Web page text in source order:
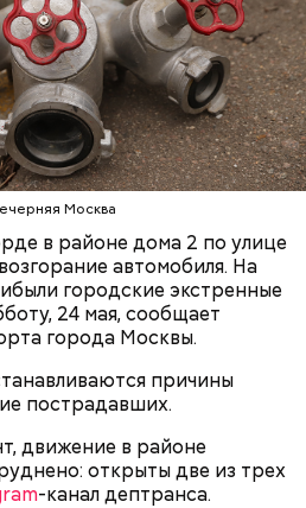
Москва
в районе дома 2 по улице
автомобиля. На
городские экстренные
24 мая, сообщает
города Москвы.
причины
пострадавших.
движение в районе
открыты две из трех
-канал дептранса.
лет лишения свободы.
вернулись обратно,
ухудшилось самочувствие
в больницу,
скончался, — рассказывал
по Московской области